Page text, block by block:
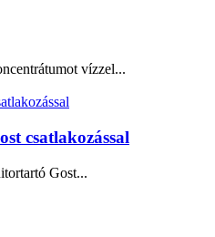
vízzel...
csatlakozással
Gost...